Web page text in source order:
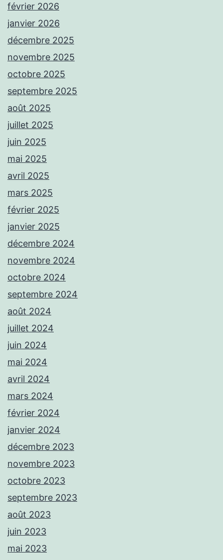
février 2026
janvier 2026
décembre 2025
novembre 2025
octobre 2025
septembre 2025
août 2025
juillet 2025
juin 2025
mai 2025
avril 2025
mars 2025
février 2025
janvier 2025
décembre 2024
novembre 2024
octobre 2024
septembre 2024
août 2024
juillet 2024
juin 2024
mai 2024
avril 2024
mars 2024
février 2024
janvier 2024
décembre 2023
novembre 2023
octobre 2023
septembre 2023
août 2023
juin 2023
mai 2023